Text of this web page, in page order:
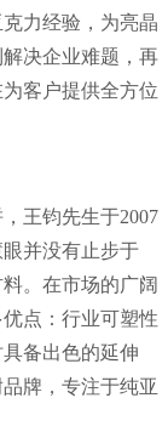
力经验，为亮晶
决企业难题，再
客户提供全方位
王钧先生于2007
并没有止步于
。在市场的广阔
点：行业可塑性
备出色的延伸
牌，专注于纯亚